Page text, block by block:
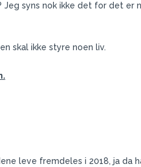
Jeg syns nok ikke det for det er
skal ikke styre noen liv.
leve fremdeles i 2018, ja da